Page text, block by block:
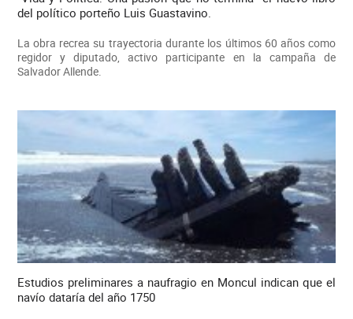
del político porteño Luis Guastavino.
La obra recrea su trayectoria durante los últimos 60 años como
regidor y diputado, activo participante en la campaña de
Salvador Allende.
Estudios preliminares a naufragio en Moncul indican que el
navío dataría del año 1750